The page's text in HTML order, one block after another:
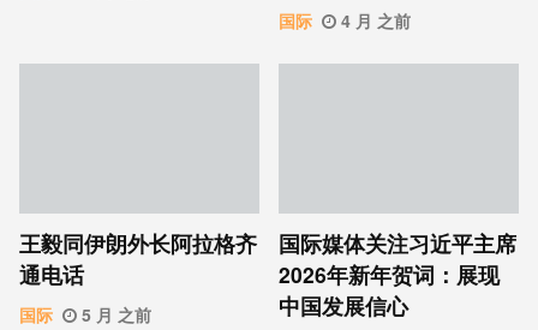
国际 4 月 之前
王毅同伊朗外长阿拉格齐
通电话
国际 5 月 之前
国际媒体关注习近平主席
2026年新年贺词：展现
中国发展信心